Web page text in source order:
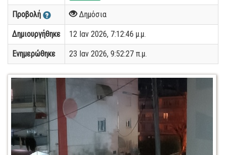
Προβολή Δημόσια
Δημιουργήθηκε 12 Ιαν 2026, 7:12:46 μ.μ.
Ενημερώθηκε 23 Ιαν 2026, 9:52:27 π.μ.